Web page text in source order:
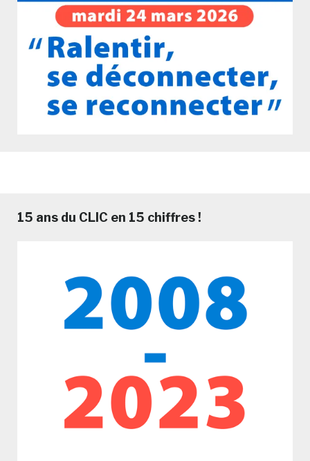
15 ans du CLIC en 15 chiffres !